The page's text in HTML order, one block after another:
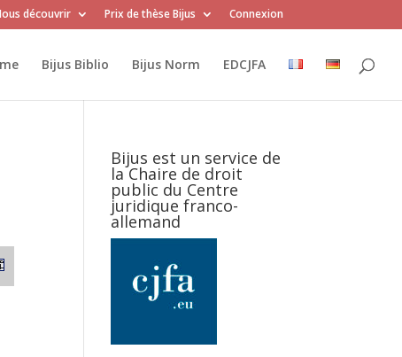
découvrir Prix de thèse Bijus Connexion
Bijus Biblio Bijus Norm EDCJFA
Bijus est un service de
la Chaire de droit
public du Centre
juridique franco-
allemand